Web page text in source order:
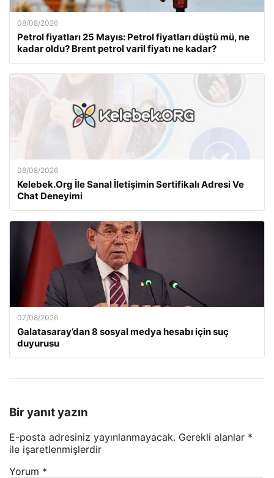
08/08/2026
Petrol fiyatları 25 Mayıs: Petrol fiyatları düştü mü, ne
kadar oldu? Brent petrol varil fiyatı ne kadar?
08/08/2026
Kelebek.Org İle Sanal İletişimin Sertifikalı Adresi Ve
Chat Deneyimi
07/08/2026
Galatasaray’dan 8 sosyal medya hesabı için suç
duyurusu
Bir yanıt yazın
E-posta adresiniz yayınlanmayacak. Gerekli alanlar *
ile işaretlenmişlerdir
Yorum *